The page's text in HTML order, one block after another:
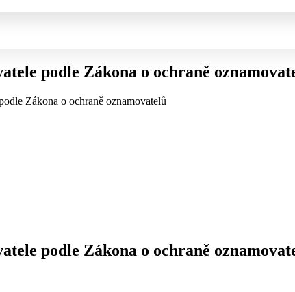
podle Zákona o ochraně
Zákona o ochraně oznamovatelů
podle Zákona o ochraně